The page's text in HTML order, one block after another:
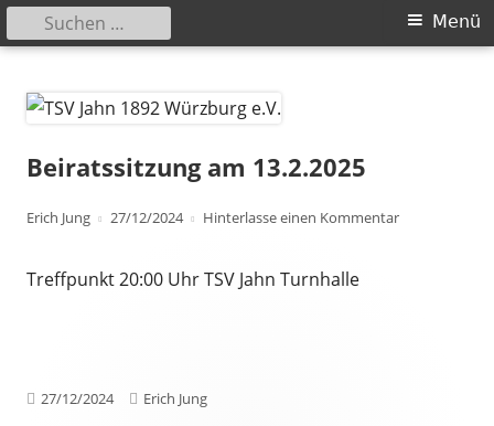
zum
Primäres
Menü
Suchen
nach:
Beiratssitzung am 13.2.2025
Autor
Erich Jung
Veröffentlicht
27/12/2024 Hinterlasse einen Kommentarzu
Treffpunkt 20:00 Uhr TSV Jahn Turnhalle
Veröffentlicht
27/12/2024 Autor
Erich Jung